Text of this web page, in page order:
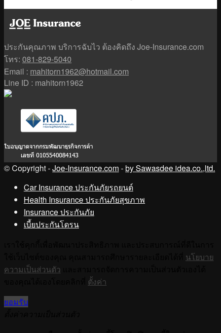
ประกันคุณภาพ บริการฉับไว ต้องคิดถึง Joe-Insurance.com
โทร: 081-829-5040
Email : mahitorn1962@hotmail.com
Line ID : mahitorn1962
© Copyright -Joe-Insurance.com-by Sawasdee idea.co.,ltd.
Car Insurance ประกันภัยรถยนต์
Health Insurance ประกันภัยสุขภาพ
Insurance ประกันภัย
เบี้ยประกันโดรน
นโยบาย
ความเป็นส่วนตัว
ตั้งค่า
ยอมรับ